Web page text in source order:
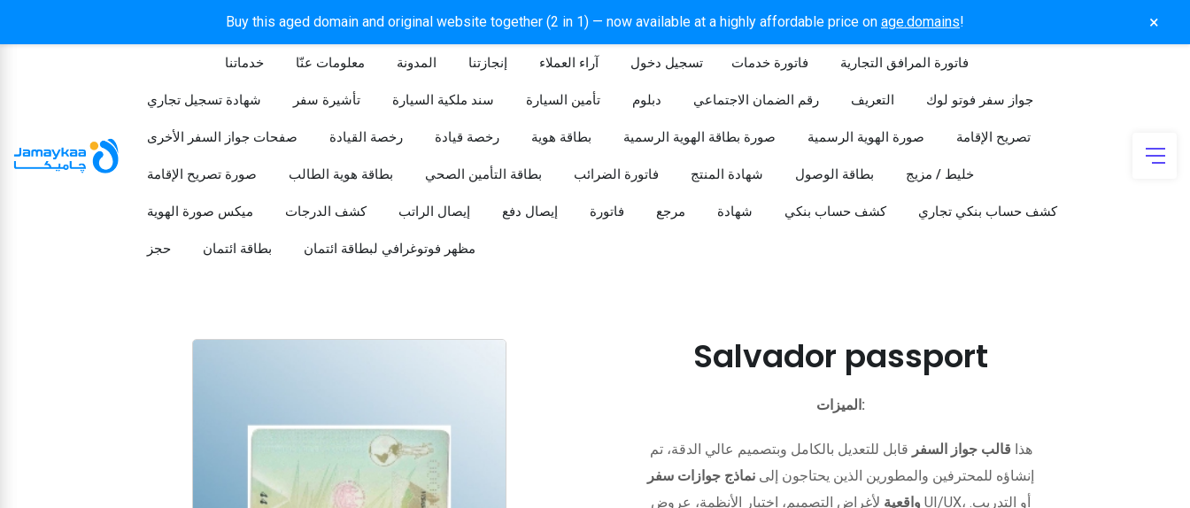
Buy this aged domain and original website together (2 in 1) — now available at a highly affordable price on age.domains! ×
خدماتنا معلومات عنّا المدونة إنجازتنا آراء العملاء تسجيل دخول​ فاتورة خدمات فاتورة المرافق التجارية
شهادة تسجيل تجاري تأشيرة سفر سند ملكية السيارة تأمين السيارة دبلوم رقم الضمان الاجتماعي التعريف جواز سفر فوتو لوك
صفحات جواز السفر الأخرى رخصة القيادة رخصة قيادة بطاقة هوية صورة بطاقة الهوية الرسمية صورة الهوية الرسمية تصريح الإقامة
صورة تصريح الإقامة بطاقة هوية الطالب بطاقة التأمين الصحي فاتورة الضرائب شهادة المنتج بطاقة الوصول خليط / مزيج
ميكس صورة الهوية كشف الدرجات إيصال الراتب إيصال دفع فاتورة مرجع شهادة كشف حساب بنكي كشف حساب بنكي تجاري
حجز بطاقة ائتمان مظهر فوتوغرافي لبطاقة ائتمان
Salvador passport
الميزات:
هذا قالب جواز السفر قابل للتعديل بالكامل وبتصميم عالي الدقة، تم
إنشاؤه للمحترفين والمطورين الذين يحتاجون إلى نماذج جوازات سفر
واقعية لأغراض التصميم، اختبار الأنظمة، عروض UI/UX، أو التدريب.